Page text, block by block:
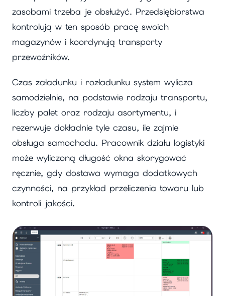
zasobami trzeba je obsłużyć. Przedsiębiorstwa
kontrolują w ten sposób pracę swoich
magazynów i koordynują transporty
przewoźników.
Czas załadunku i rozładunku system wylicza
samodzielnie, na podstawie rodzaju transportu,
liczby palet oraz rodzaju asortymentu, i
rezerwuje dokładnie tyle czasu, ile zajmie
obsługa samochodu. Pracownik działu logistyki
może wyliczoną długość okna skorygować
ręcznie, gdy dostawa wymaga dodatkowych
czynności, na przykład przeliczenia towaru lub
kontroli jakości.